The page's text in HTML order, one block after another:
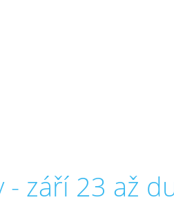
- září 23 až